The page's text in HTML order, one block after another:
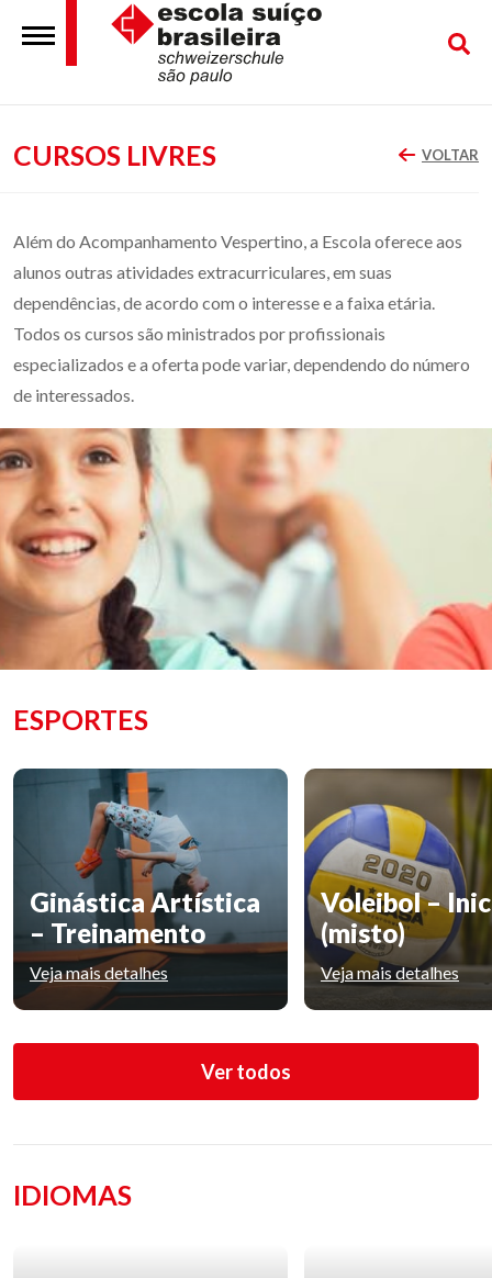
CURSOS LIVRES VOLTAR
Além do Acompanhamento Vespertino, a Escola oferece aos
alunos outras atividades extracurriculares, em suas
dependências, de acordo com o interesse e a faixa etária.
Todos os cursos são ministrados por profissionais
especializados e a oferta pode variar, dependendo do número
de interessados.
ESPORTES
Ginástica Artística
– Treinamento
Veja mais detalhes
Voleibol –
(misto)
Veja mais detalhes
Ver todos
IDIOMAS